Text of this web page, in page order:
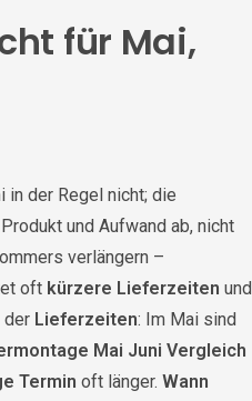
für Mai,
in der Regel nicht; die
und Aufwand ab, nicht
verlängern –
oft kürzere Lieferzeiten und
der Lieferzeiten: Im Mai sind
Mai Juni Vergleich
Termin oft länger. Wann